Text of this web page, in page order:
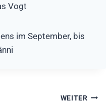
Vogt
im September, bis
WEITER